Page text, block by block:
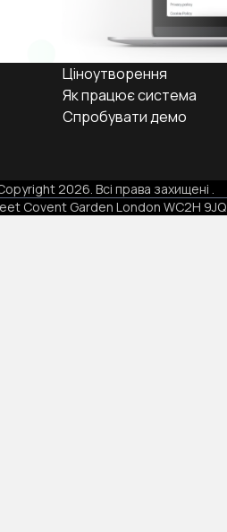
Ціноутворення
Як працює система
Спробувати демо
2026. Всі права захищені .
Covent Garden London WC2H 9JQ